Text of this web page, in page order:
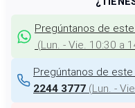
Pregúntanos de
(Lun. - Vie. 10:30 a
Pregúntanos de
2244 3777 (Lun. -